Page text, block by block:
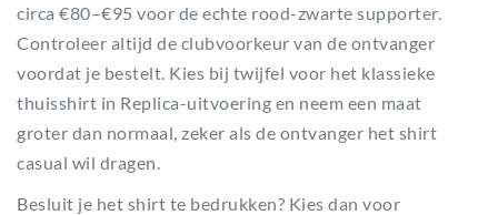
circa €80–€95 voor de echte rood-zwarte supporter.
Controleer altijd de clubvoorkeur van de ontvanger
voordat je bestelt. Kies bij twijfel voor het klassieke
thuisshirt in Replica-uitvoering en neem een maat
groter dan normaal, zeker als de ontvanger het shirt
casual wil dragen.
Besluit je het shirt te bedrukken? Kies dan voor